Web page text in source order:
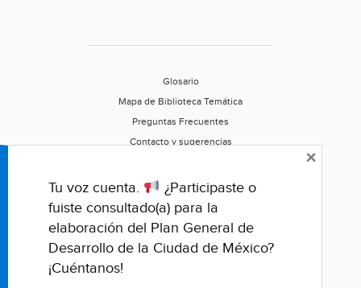
Glosario
Mapa de Biblioteca Temática
Preguntas Frecuentes
Contacto y sugerencias
Califica este portal
Tu voz cuenta.
¿Participaste o
fuiste consultado(a) para la
elaboración del Plan General de
Desarrollo de la Ciudad de México?
¡Cuéntanos!
×